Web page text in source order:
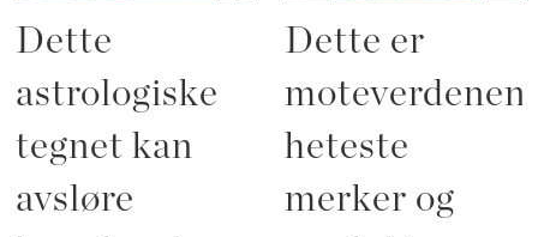
Dette
astrologiske
tegnet kan
avsløre
Dette er
heteste
merker og